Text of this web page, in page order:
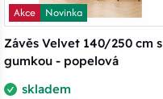
Akce
Novinka
Závěs Velvet 140/250 cm s
gumkou - popelová
skladem